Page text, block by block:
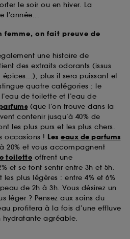
le soir ou en hiver. La
l’année...
femme, on fait preuve de
une histoire de
des extraits odorants (issus
plus il sera puissant et
quatre catégories : le
de toilette et l’eau de
(que l’on trouve dans la
contenir jusqu’à 40% de
les plus purs et les plus chers.
occasions ! Les eaux de parfums
20% et vous accompagnent
toilette offrent une
et se font sentir entre 3h et 5h.
les plus légères : entre 4% et 6%
de 2h à 3h. Vous désirez un
léger ? Pensez aux soins du
profitera à la fois d’une effluve
hydratante agréable.